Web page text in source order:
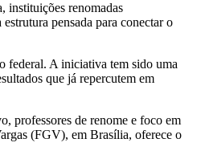
instituições renomadas
pensada para conectar o
federal. A iniciativa tem sido uma
que já repercutem em
professores de renome e foco em
(FGV), em Brasília, oferece o